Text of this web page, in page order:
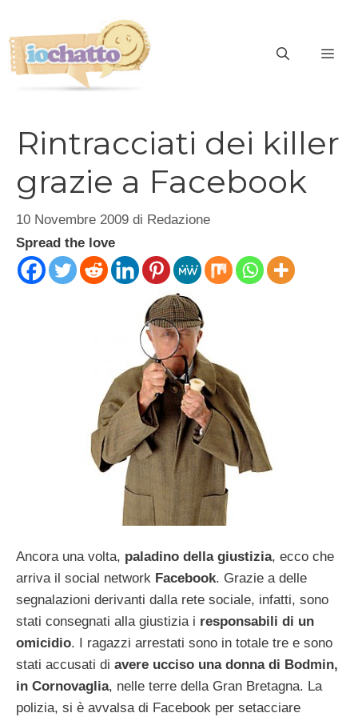
contenuto
Rintracciati dei killer
grazie a Facebook
10 Novembre 2009 di Redazione
Spread the love
Ancora una volta, paladino della giustizia, ecco che
arriva il social network Facebook. Grazie a delle
segnalazioni derivanti dalla rete sociale, infatti, sono
stati consegnati alla giustizia i responsabili di un
omicidio. I ragazzi arrestati sono in totale tre e sono
stati accusati di avere ucciso una donna di Bodmin,
in Cornovaglia, nelle terre della Gran Bretagna. La
polizia, si è avvalsa di Facebook per setacciare